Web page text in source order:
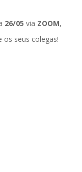
26/05 via ZOOM,
os seus colegas!